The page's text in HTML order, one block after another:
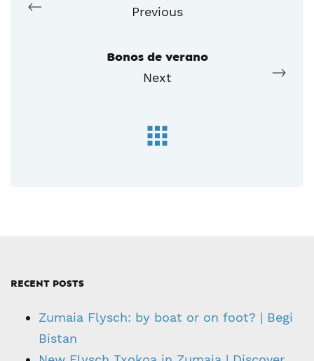
Previous
Bonos de verano
Next
RECENT POSTS
Zumaia Flysch: by boat or on foot? | Begi
Bistan